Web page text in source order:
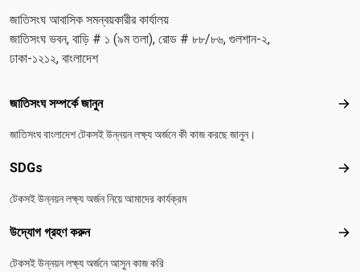
জাতিসংঘ আবাসিক সমন্বয়কারীর কার্যালয়
জাতিসংঘ ভবন, বাড়ি # ১ (৯ম তলা), রোড # ৮৮/৮৬, গুলশান-২,
ঢাকা-১২১২, বাংলাদেশ
Footer menu
জাতিসংঘ সম্পর্কে জানুন
জাতিসংঘ বাংলাদেশ টেকসই উন্নয়ন লক্ষ্য অর্জনে কী কাজ করছে জানুন।
SDGs
টেকসই উন্নয়ন লক্ষ্য অর্জন নিয়ে আমাদের কার্যক্রম
উদ্যোগ গ্রহণ করুন
টেকসই উন্নয়ন লক্ষ্য অর্জনে আসুন কাজ করি